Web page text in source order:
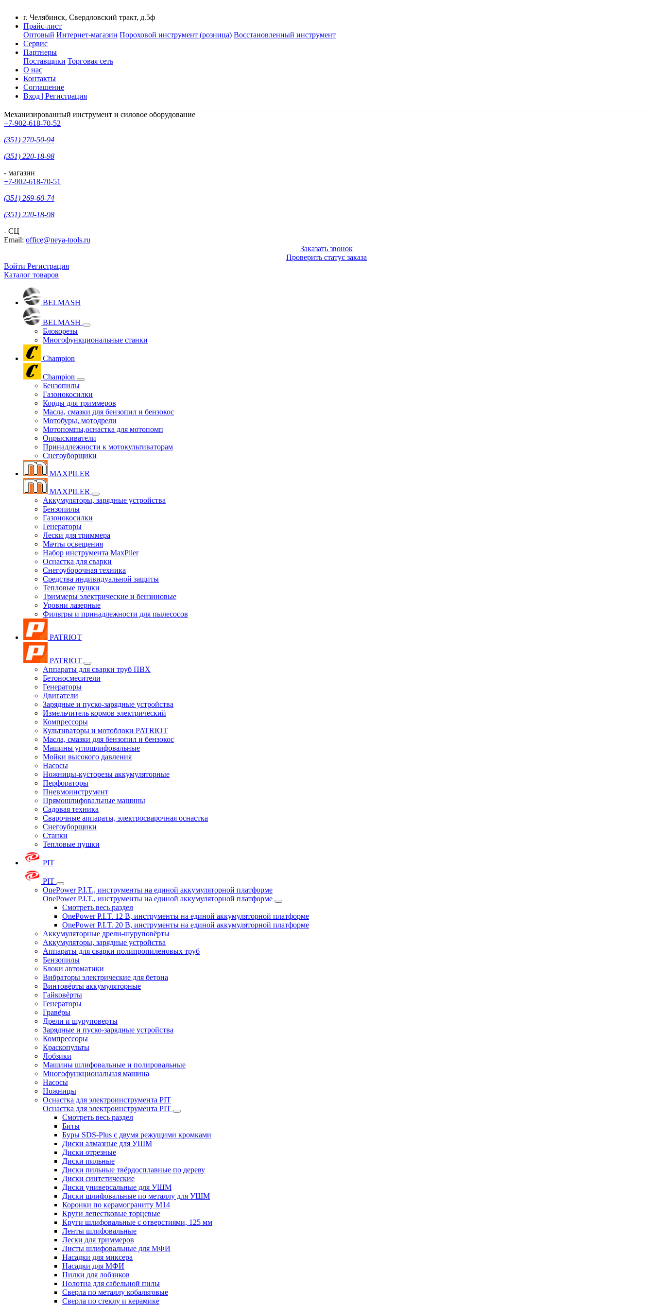
г. Челябинск, Свердловский тракт, д.5ф
Прайс-лист
Оптовый Интернет-магазин Пороховой инструмент (розница) Восстановленный инструмент
Сервис
Партнеры
Поставщики Торговая сеть
О нас
Контакты
Соглашение
Вход | Регистрация
Механизированный инструмент и силовое оборудование
+7-902-618-70-52
(351) 270-50-94
(351) 220-18-98
- магазин
+7-902-618-70-51
(351) 269-60-74
(351) 220-18-98
- СЦ
Email: office@neya-tools.ru
Заказать звонок
Проверить статус заказа
Войти Регистрация
Каталог товаров
BELMASH
BELMASH
Блокорезы
Многофункциональные станки
Champion
Champion
Бензопилы
Газонокосилки
Корды для триммеров
Масла, смазки для бензопил и бензокос
Мотобуры, мотодрели
Мотопомпы,оснастка для мотопомп
Опрыскиватели
Принадлежности к мотокультиваторам
Снегоуборщики
MAXPILER
MAXPILER
Аккумуляторы, зарядные устройства
Бензопилы
Газонокосилки
Генераторы
Лески для триммера
Мачты освещения
Набор инструмента MaxPiler
Оснастка для сварки
Снегоуборочная техника
Средства индивидуальной защиты
Тепловые пушки
Триммеры электрические и бензиновые
Уровни лазерные
Фильтры и принадлежности для пылесосов
PATRIOT
PATRIOT
Аппараты для сварки труб ПВХ
Бетоносмесители
Генераторы
Двигатели
Зарядные и пуско-зарядные устройства
Измельчитель кормов электрический
Компрессоры
Культиваторы и мотоблоки PATRIOT
Масла, смазки для бензопил и бензокос
Машины углошлифовальные
Мойки высокого давления
Насосы
Ножницы-кусторезы аккумуляторные
Перфораторы
Пневмоинструмент
Прямошлифовальные машины
Садовая техника
Сварочные аппараты, электросварочная оснастка
Снегоуборщики
Станки
Тепловые пушки
PIT
PIT
OnePower P.I.T., инструменты на единой аккумуляторной платформе
OnePower P.I.T., инструменты на единой аккумуляторной платформе
Смотреть весь раздел
OnePower P.I.T. 12 В, инструменты на единой аккумуляторной платформе
OnePower P.I.T. 20 В, инструменты на единой аккумуляторной платформе
Аккумуляторные дрели-шуруповёрты
Аккумуляторы, зарядные устройства
Аппараты для сварки полипропиленовых труб
Бензопилы
Блоки автоматики
Вибраторы электрические для бетона
Винтовёрты аккумуляторные
Гайковёрты
Генераторы
Гравёры
Дрели и шуруповерты
Зарядные и пуско-зарядные устройства
Компрессоры
Краскопульты
Лобзики
Машины шлифовальные и полировальные
Многофункциональная машина
Насосы
Ножницы
Оснастка для электроинструмента PIT
Оснастка для электроинструмента PIT
Смотреть весь раздел
Биты
Буры SDS-Plus c двумя режущими кромками
Диски алмазные для УШМ
Диски отрезные
Диски пильные
Диски пильные твёрдосплавные по дереву
Диски синтетические
Диски универсальные для УШМ
Диски шлифовальные по металлу для УШМ
Коронки по керамограниту M14
Круги лепестковые торцевые
Круги шлифовальные с отверстиями, 125 мм
Ленты шлифовальные
Лески для триммеров
Листы шлифовальные для МФИ
Насадки для миксера
Насадки для МФИ
Пилки для лобзиков
Полотна для сабельной пилы
Сверла по металлу кобальтовые
Сверла по стеклу и керамике